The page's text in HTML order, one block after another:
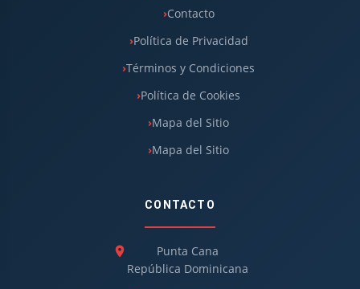
Contacto
Política de Privacidad
Términos y Condiciones
Política de Cookies
Mapa del Sitio
Mapa del Sitio
CONTACTO
Punta Cana
República Dominicana